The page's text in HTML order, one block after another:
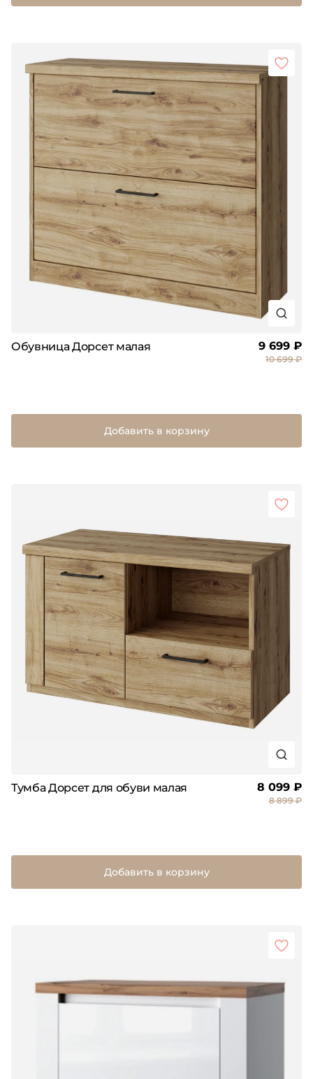
Обувница Дорсет малая 9 699 ₽
10 699 ₽
Добавить в корзину
Тумба Дорсет для обуви малая 8 099 ₽
8 899 ₽
Добавить в корзину